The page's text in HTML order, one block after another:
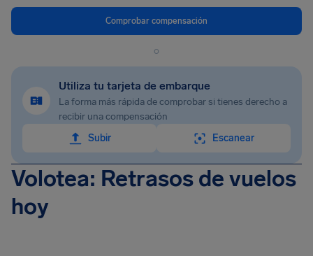
Comprobar compensación
o
Utiliza tu tarjeta de embarque
La forma más rápida de comprobar si tienes derecho a
recibir una compensación
Subir
Escanear
Volotea: Retrasos de vuelos
hoy